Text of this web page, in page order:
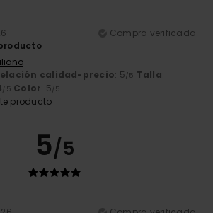
Compra verificada
calidad-precio: 5/5 Talla:
/5 Color: 5/5
producto
5/5